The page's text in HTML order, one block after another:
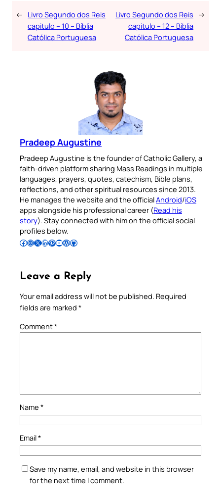
← Livro Segundo dos Reis
capitulo – 10 – Bíblia
Católica Portuguesa
Livro Segundo dos Reis
capitulo – 12 – Bíblia
Católica Portuguesa
→
Pradeep Augustine
Pradeep Augustine is the founder of Catholic Gallery, a
faith-driven platform sharing Mass Readings in multiple
languages, prayers, quotes, catechism, Bible plans,
reflections, and other spiritual resources since 2013.
He manages the website and the officialAndroid/iOS
apps alongside his professional career (Read his
story). Stay connected with him on the official social
profiles below.
Follow Pradeep on Facebook Follow Pradeep on InstagramFollow Pradeep on X Follow Pradeep on LinkedIn Follow Pradeep on Pinterest Subscribe to Pradeep’s Youtube Channel Follow Pradeep on WordPress Follow Pradeep on GitHub
Leave a Reply
Your email address will not be published. Required
fields are marked *
Comment*
Name *
Email*
Save my name, email, and website in this browser
for the next time I comment.